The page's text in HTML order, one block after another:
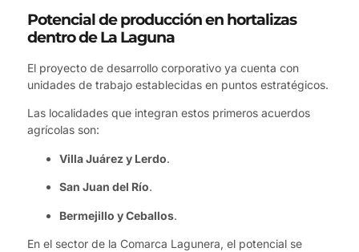
Potencial de producción en hortalizas
dentro de La Laguna
El proyecto de desarrollo corporativo ya cuenta con
unidades de trabajo establecidas en puntos estratégicos.
Las localidades que integran estos primeros acuerdos
agrícolas son:
Villa Juárez y Lerdo.
San Juan del Río.
Bermejillo y Ceballos.
En el sector de la Comarca Lagunera, el potencial se